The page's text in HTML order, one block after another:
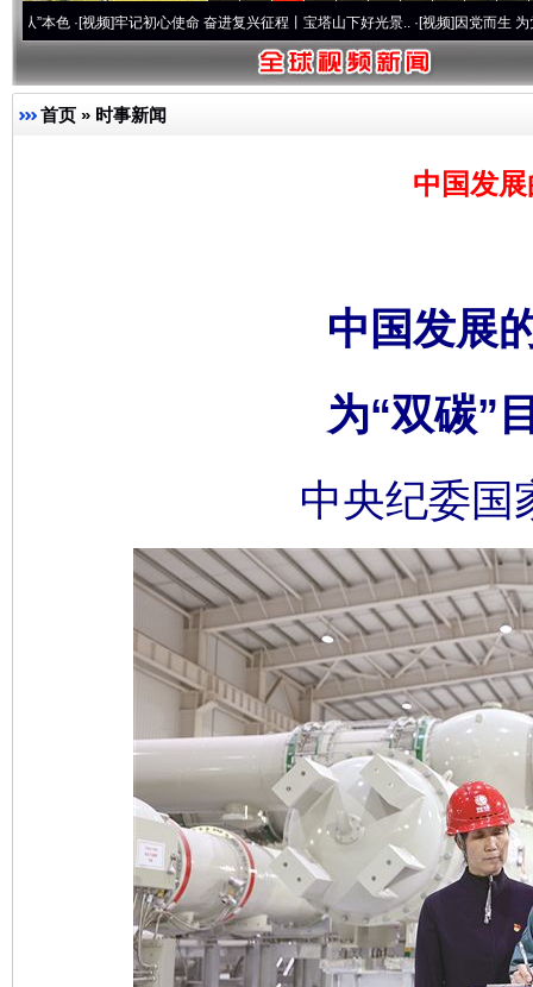
视频]牢记初心使命 奋进复兴征程丨宝塔山下好光景..·[视频]因党而生 为党而战——
首页 » 时事新闻
中国发
中国发展
为“双碳”
中央纪委国